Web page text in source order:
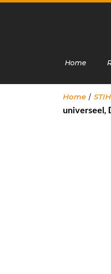
Home
Home /
universeel,